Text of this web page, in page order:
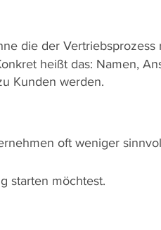
die der Vertriebsprozess
heißt das: Namen,
Kunden werden.
oft weniger
starten möchtest.